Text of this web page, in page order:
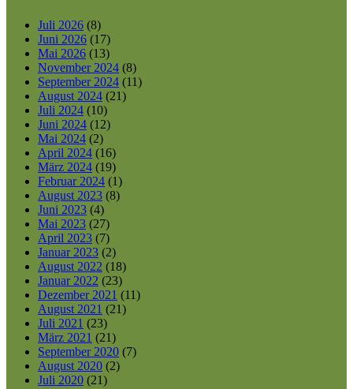
Juli 2026 (8)
Juni 2026 (17)
Mai 2026 (13)
November 2024 (8)
September 2024 (11)
August 2024 (21)
Juli 2024 (10)
Juni 2024 (12)
Mai 2024 (2)
April 2024 (16)
März 2024 (19)
Februar 2024 (1)
August 2023 (8)
Juni 2023 (4)
Mai 2023 (27)
April 2023 (7)
Januar 2023 (2)
August 2022 (18)
Januar 2022 (23)
Dezember 2021 (11)
August 2021 (21)
Juli 2021 (23)
März 2021 (21)
September 2020 (7)
August 2020 (2)
Juli 2020 (21)